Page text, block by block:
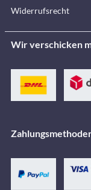
Widerrufsrecht
Wir verschicken